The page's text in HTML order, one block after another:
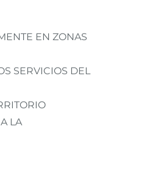
EN ZONAS
SERVICIOS DEL
LA